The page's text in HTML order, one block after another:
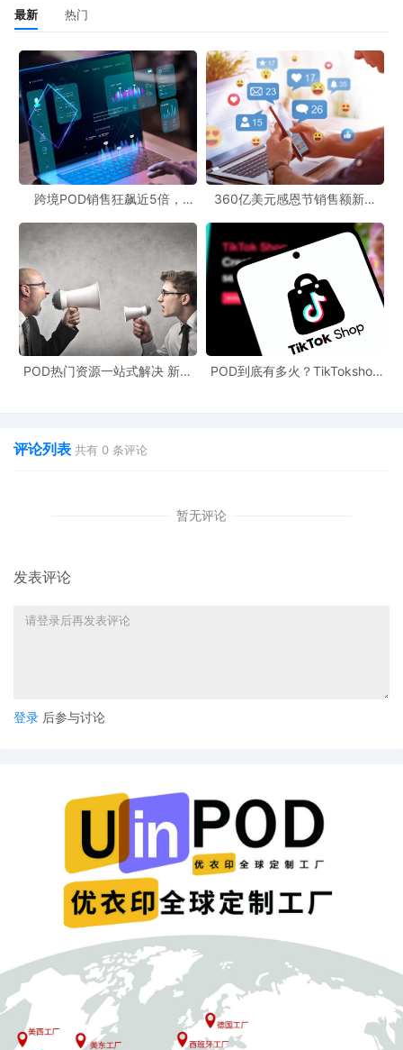
最新 热门
跨境POD销售狂飙近5倍，
360亿美元感恩节销售额新纪
新风潮！
POD热门资源一站式解决 新手
POD到底有多火？TikTokshop
评论列表 共有 0 条评论
暂无评论
发表评论
登录 后参与讨论